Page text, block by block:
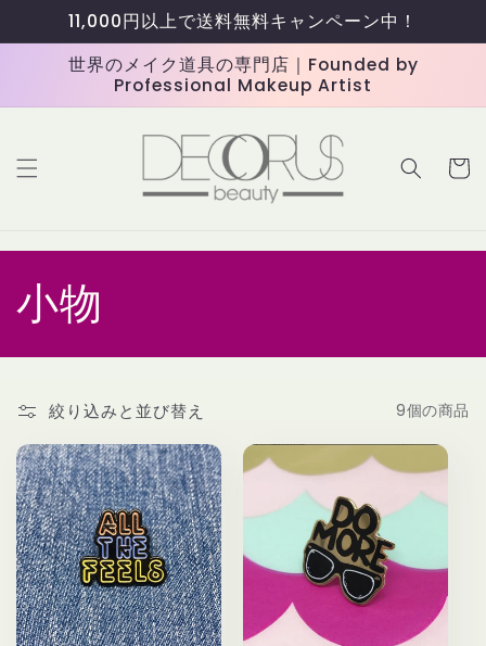
ンツに
進む
11,000円以上で送料無料キャンペーン中！
世界のメイク道具の専門店｜Founded by
Professional Makeup Artist
ー
コ
レ
ク
シ
ョ
ン
:
小物
絞り込みと並び替え 9個の商品